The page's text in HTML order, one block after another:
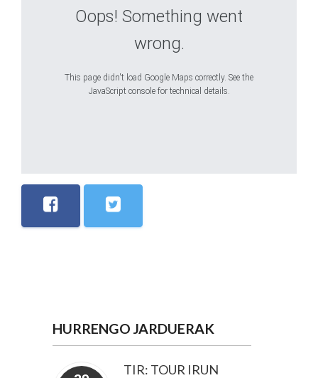
Oops! Something went
wrong.
This page didn't load Google Maps correctly. See the
JavaScript console for technical details.
HURRENGO JARDUERAK
TIR: TOUR IRUN